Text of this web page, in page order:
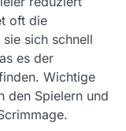
oft die
sich schnell
es der
Wichtige
den Spielern und